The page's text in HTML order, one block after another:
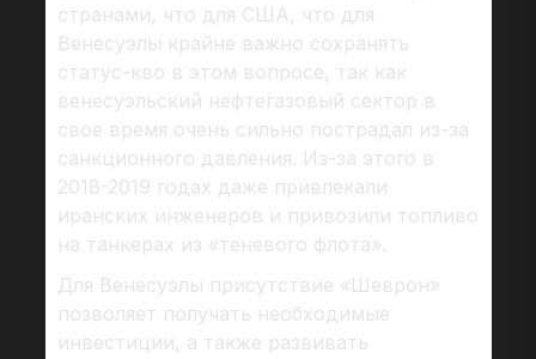
странами, что для США, что для
Венесуэлы крайне важно сохранять
статус-кво в этом вопросе, так как
венесуэльский нефтегазовый сектор в
свое время очень сильно пострадал из-за
санкционного давления. Из-за этого в
2018-2019 годах даже привлекали
иранских инженеров и привозили топливо
на танкерах из «теневого флота».
Для Венесуэлы присутствие «Шеврон»
позволяет получать необходимые
инвестиции, а также развивать